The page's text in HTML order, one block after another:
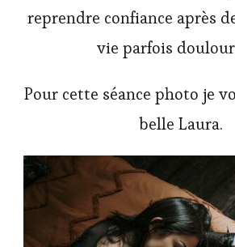
reprendre confiance après
vie parfois
Pour cette séance photo je
belle Laura.